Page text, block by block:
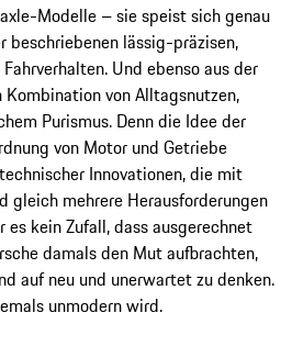
Modelle – sie speist sich genau
beschriebenen lässig-präzisen,
Und ebenso aus der
von Alltagsnutzen,
Purismus. Denn die Idee der
von Motor und Getriebe
Innovationen, die mit
gleich mehrere Herausforderungen
es kein Zufall, dass ausgerechnet
damals den Mut aufbrachten,
auf neu und unerwartet zu denken.
unmodern wird.